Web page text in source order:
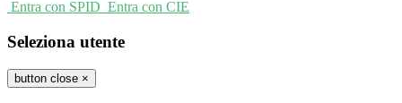
Entra con SPID Entra con CIE
Seleziona utente
button close ×